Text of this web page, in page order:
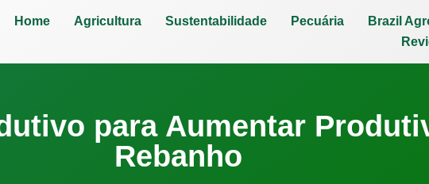
Home Agricultura Sustentabilidade Pecuária Brazil
para Aumentar
Rebanho